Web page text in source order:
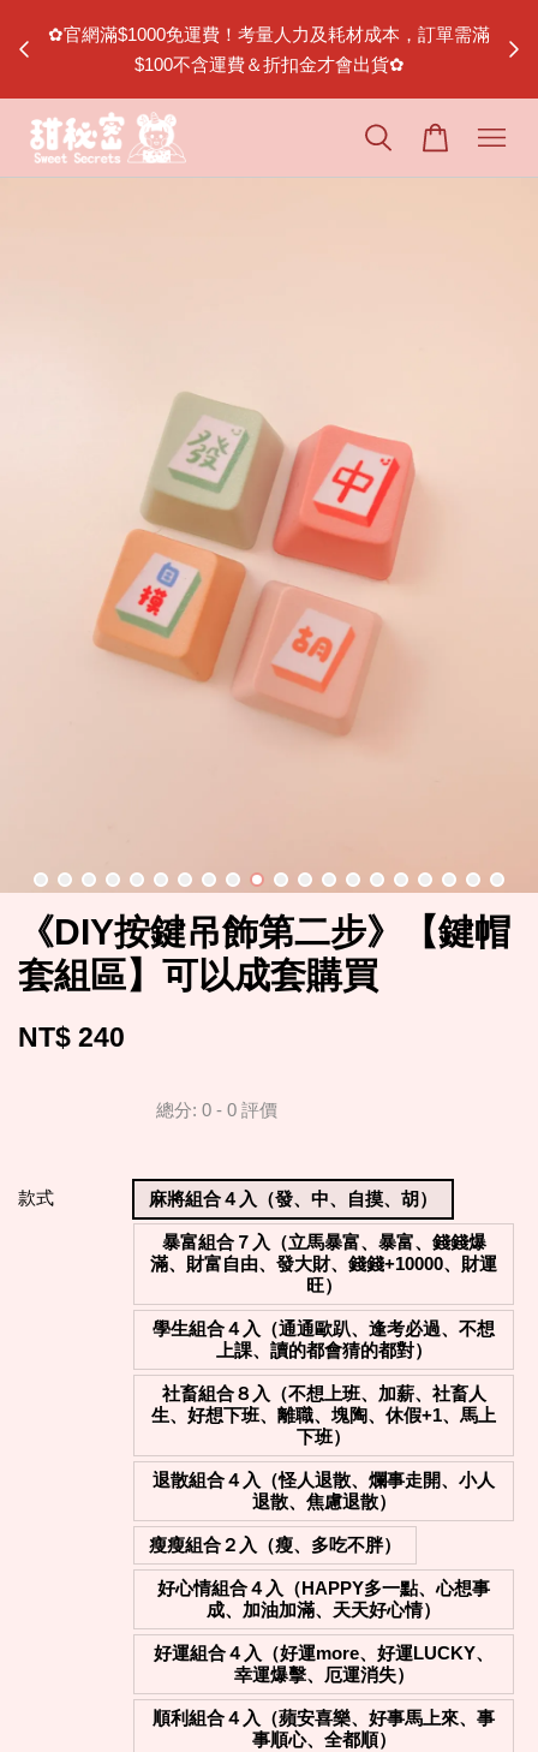
✿官網滿$1000免運費！考量人力及耗材成本，訂單需滿
$100不含運費＆折扣金才會出貨✿
《DIY按鍵吊飾第二步》【鍵帽
套組區】可以成套購買
NT$ 240
總分: 0 - 0 評價
款式 麻將組合４入（發、中、自摸、胡）
暴富組合７入（立馬暴富、暴富、錢錢爆
滿、財富自由、發大財、錢錢+10000、財運
旺）
學生組合４入（通通歐趴、逢考必過、不想
上課、讀的都會猜的都對）
社畜組合８入（不想上班、加薪、社畜人
生、好想下班、離職、塊陶、休假+1、馬上
下班）
退散組合４入（怪人退散、爛事走開、小人
退散、焦慮退散）
瘦瘦組合２入（瘦、多吃不胖）
好心情組合４入（HAPPY多一點、心想事
成、加油加滿、天天好心情）
好運組合４入（好運more、好運LUCKY、
幸運爆擊、厄運消失）
順利組合４入（蘋安喜樂、好事馬上來、事
事順心、全都順）